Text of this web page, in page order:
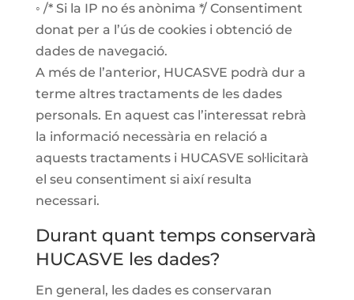
◦ /* Si la IP no és anònima */ Consentiment
donat per a l’ús de cookies i obtenció de
dades de navegació.
A més de l’anterior, HUCASVE podrà dur a
terme altres tractaments de les dades
personals. En aquest cas l’interessat rebrà
la informació necessària en relació a
aquests tractaments i HUCASVE sol·licitarà
el seu consentiment si així resulta
necessari.
Durant quant temps conservarà
HUCASVE les dades?
En general, les dades es conservaran